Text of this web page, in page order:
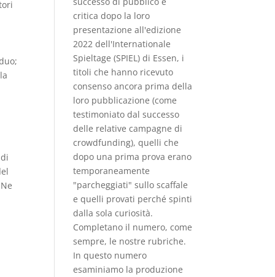
critica dopo la loro
presentazione all'edizione
2022 dell'Internationale
Spieltage (SPIEL) di Essen, i
titoli che hanno ricevuto
consenso ancora prima della
loro pubblicazione (come
testimoniato dal successo
delle relative campagne di
crowdfunding), quelli che
dopo una prima prova erano
temporaneamente
"parcheggiati" sullo scaﬀale
e quelli provati perché spinti
dalla sola curiosità.
Completano il numero, come
sempre, le nostre rubriche.
In questo numero
esaminiamo la produzione